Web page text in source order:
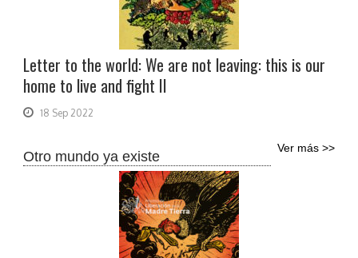
Letter to the world: We are not leaving: this is our
home to live and fight II
18 Sep 2022
Otro mundo ya existe
Ver más >>